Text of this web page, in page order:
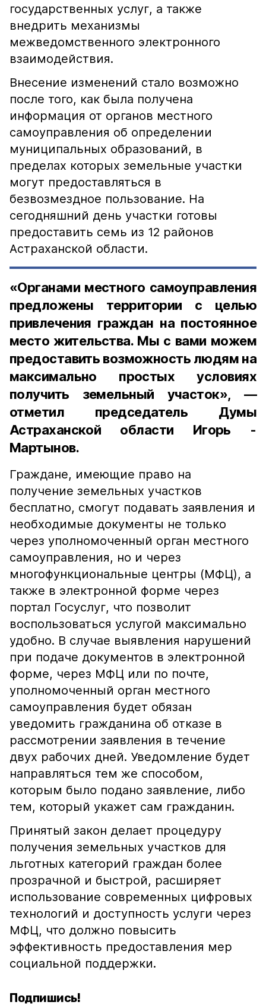
государственных услуг, а также
внедрить механизмы
межведомственного электронного
взаимодействия.
Внесение изменений стало возможно
после того, как была получена
информация от органов местного
самоуправления об определении
муниципальных образований, в
пределах которых земельные участки
могут предоставляться в
безвозмездное пользование. На
сегодняшний день участки готовы
предоставить семь из 12 районов
Астраханской области.
«Органами местного самоуправления
предложены территории с целью
привлечения граждан на постоянное
место жительства. Мы с вами можем
предоставить возможность людям на
максимально простых условиях
получить земельный участок», —
отметил председатель Думы
Астраханской области Игорь ­
Мартынов.
Граждане, имеющие право на
получение земельных участков
бесплатно, смогут подавать заявления и
необходимые документы не только
через уполномоченный орган местного
самоуправления, но и через
многофункциональные центры (МФЦ), а
также в электронной форме через
портал Госуслуг, что позволит
воспользоваться услугой максимально
удобно. В случае выявления нарушений
при подаче документов в электронной
форме, через МФЦ или по почте,
уполномоченный орган местного
самоуправления будет обязан
уведомить гражданина об отказе в
рассмотрении заявления в течение
двух рабочих дней. Уведомление будет
направляться тем же способом,
которым было подано заявление, либо
тем, который укажет сам гражданин.
Принятый закон делает процедуру
получения земельных участков для
льготных категорий граждан более
прозрачной и быстрой, расширяет
использование современных цифровых
технологий и доступность услуги через
МФЦ, что должно повысить
эффективность предоставления мер
социальной поддержки.
Подпишись!